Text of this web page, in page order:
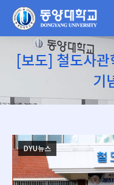
[보도] 철도사
기
DYU뉴스